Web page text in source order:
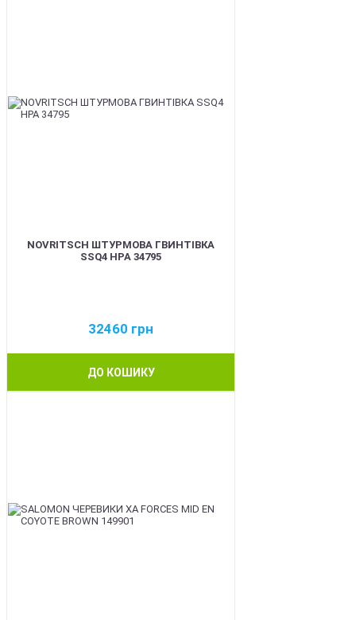
NOVRITSCH ШТУРМОВА ГВИНТІВКА
SSQ4 HPA 34795
32460 грн
ДО КОШИКУ